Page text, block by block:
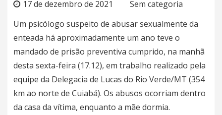
17 de dezembro de 2021
Sem categoria
Um psicólogo suspeito de abusar sexualmente da
enteada há aproximadamente um ano teve o
mandado de prisão preventiva cumprido, na manhã
desta sexta-feira (17.12), em trabalho realizado pela
equipe da Delegacia de Lucas do Rio Verde/MT (354
km ao norte de Cuiabá). Os abusos ocorriam dentro
da casa da vítima, enquanto a mãe dormia.